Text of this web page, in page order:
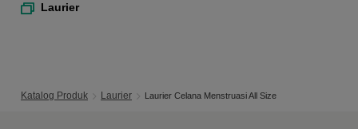
Laurier
Katalog Produk Laurier Laurier Celana Menstruasi All Size